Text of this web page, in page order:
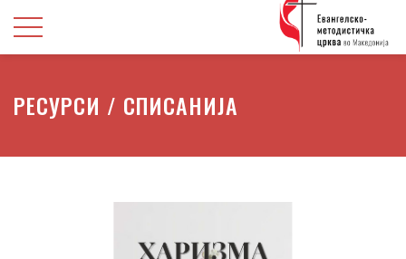
РЕСУРСИ / СПИСАНИЈА